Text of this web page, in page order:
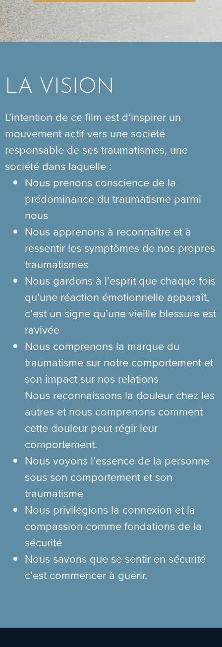
LA VISION
L’intention de ce film est d’inspirer un
mouvement actif vers une société
responsable de ses traumatismes, une
société dans laquelle :
Nous prenons conscience de la
prédominance du traumatisme parmi
nous
Nous apprenons à reconnaître et à
ressentir les symptômes de nos propres
traumatismes
Nous gardons à l’esprit que chaque fois
qu’une réaction émotionnelle apparaît,
c’est un signe qu’une vieille blessure est
ravivée
Nous comprenons la marque du
traumatisme sur notre comportement et
son impact sur nos relations
Nous reconnaissons la douleur chez les
autres et nous comprenons comment
cette douleur peut régir leur
comportement.
Nous voyons l’essence de la personne
sous son comportement et son
traumatisme
Nous privilégions la connexion et la
compassion comme fondations de la
sécurité
Nous savons que se sentir en sécurité
c’est commencer à guérir.